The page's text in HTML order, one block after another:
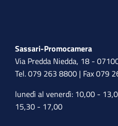
Sassari-Promocamera
Via Predda Niedda, 18 -
Tel. 079 263 8800 | Fax 079
lunedì al venerdì: 10,00 -
15,30 - 17,00